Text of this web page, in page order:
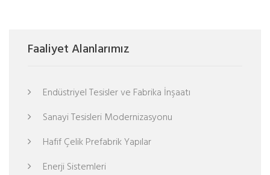
Faaliyet Alanlarımız
Endüstriyel Tesisler ve Fabrika İnşaatı
Sanayi Tesisleri Modernizasyonu
Hafif Çelik Prefabrik Yapılar
Enerji Sistemleri